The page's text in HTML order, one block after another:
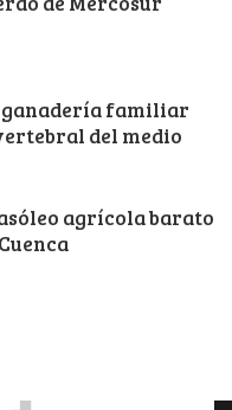
familiar
del medio
agrícola barato